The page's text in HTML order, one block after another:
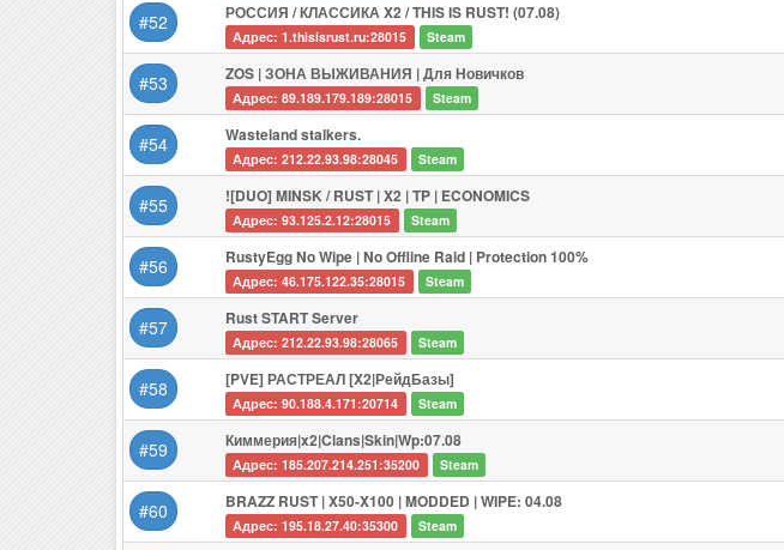
#52 РОССИЯ / КЛАССИКА X2 / THIS IS RUST! (07.08)
Адрес: 1.thisisrust.ru:28015 Steam
#53 ZOS | ЗОНА ВЫЖИВАНИЯ | Для Новичков
Адрес: 89.189.179.189:28015 Steam
#54 Wasteland stalkers.
Адрес: 212.22.93.98:28045 Steam
#55 ![DUO] MINSK / RUST | X2 | TP | ECONOMICS
Адрес: 93.125.2.12:28015 Steam
#56 RustyEgg No Wipe | No Offline Raid | Protection 100%
Адрес: 46.175.122.35:28015 Steam
#57 Rust START Server
Адрес: 212.22.93.98:28065 Steam
#58 [PVE] РАСТРЕАЛ [X2|РейдБазы]
Адрес: 90.188.4.171:20714 Steam
#59 Киммерия|x2|Clans|Skin|Wp:07.08
Адрес: 185.207.214.251:35200 Steam
#60 BRAZZ RUST | X50-X100 | MODDED | WIPE: 04.08
Адрес: 195.18.27.40:35300 Steam